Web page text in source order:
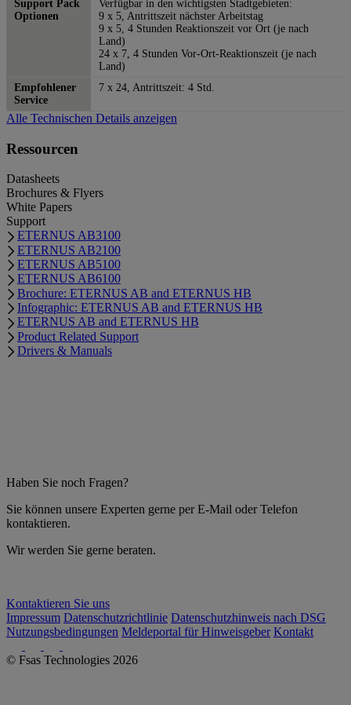
Support Pack
Optionen
Verfügbar in den wichtigsten Stadtgebieten:
9 x 5, Antrittszeit nächster Arbeitstag
9 x 5, 4 Stunden Reaktionszeit vor Ort (je nach
Land)
24 x 7, 4 Stunden Vor-Ort-Reaktionszeit (je nach
Land)
Empfohlener
Service
7 x 24, Antrittszeit: 4 Std.
Alle Technischen Details anzeigen
Ressourcen
Datasheets
Brochures & Flyers
White Papers
Support
ETERNUS AB3100
ETERNUS AB2100
ETERNUS AB5100
ETERNUS AB6100
Brochure: ETERNUS AB and ETERNUS HB
Infographic: ETERNUS AB and ETERNUS HB
ETERNUS AB and ETERNUS HB
Product Related Support
Drivers & Manuals
Haben Sie noch Fragen?
Sie können unsere Experten gerne per E-Mail oder Telefon
kontaktieren.
Wir werden Sie gerne beraten.
Kontaktieren Sie uns
Impressum Datenschutzrichtlinie Datenschutzhinweis nach DSG
Nutzungsbedingungen Meldeportal für Hinweisgeber Kontakt
© Fsas Technologies 2026